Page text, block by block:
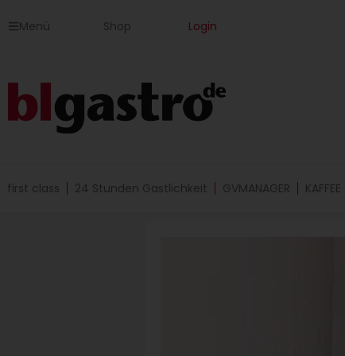
InhaltMenü Shop Login
first class 24 Stunden Gastlichkeit GVMANAGER